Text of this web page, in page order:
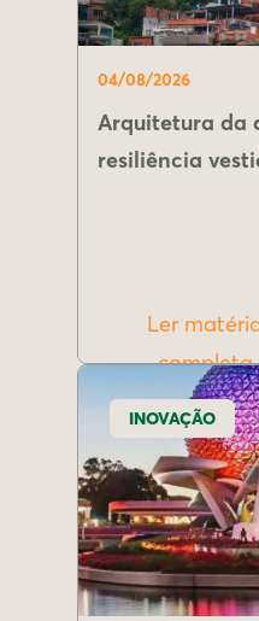
04/08/2026
Arquitetura da
resiliência
Ler
completa
INOVAÇÃO